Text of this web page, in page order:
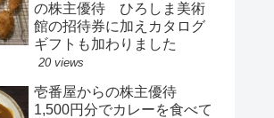
の株主優待 ひろしま美術
館の招待券に加えカタログ
ギフトも加わりました
20 views
壱番屋からの株主優待
1,500円分でカレーを食べて